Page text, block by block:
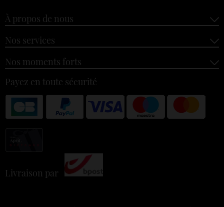
À propos de nous
Nos services
Nos moments forts
Payez en toute sécurité
Livraison par